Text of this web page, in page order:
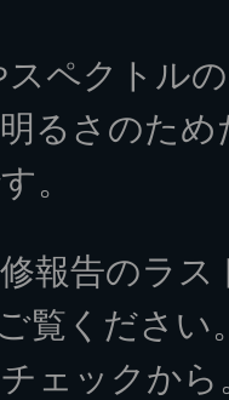
スペクトル
るさのた
。
報告のラ
覧ください
ェックから